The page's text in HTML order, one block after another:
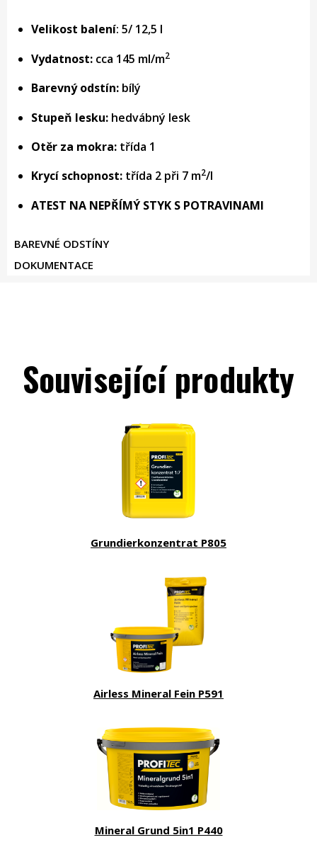
Velikost balení: 5/ 12,5 l
Vydatnost: cca 145 ml/m2
Barevný odstín: bílý
Stupeň lesku: hedvábný lesk
Otěr za mokra: třída 1
Krycí schopnost: třída 2 při 7 m2/l
ATEST NA NEPŘÍMÝ STYK S POTRAVINAMI
BAREVNÉ ODSTÍNY
DOKUMENTACE
Související produkty
Grundierkonzentrat P805
Airless Mineral Fein P591
Mineral Grund 5in1 P440